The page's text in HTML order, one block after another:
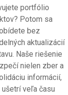
portfólio
Potom sa
bez
aktualizácií
Naše riešenie
nielen zber a
informácií,
ušetrí veľa času